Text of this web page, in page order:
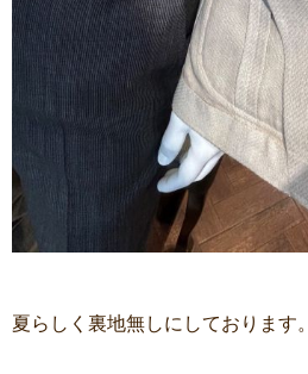
夏らしく裏地無しにしております。